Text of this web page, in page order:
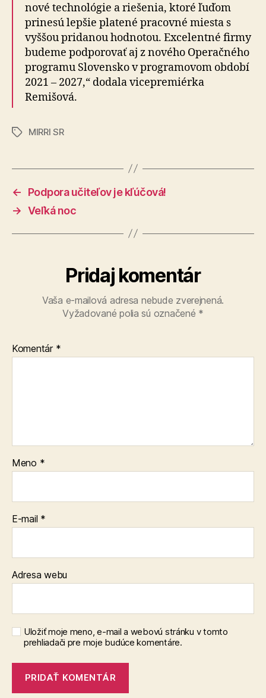
nové technológie a riešenia, ktoré ľuďom
prinesú lepšie platené pracovné miesta s
vyššou pridanou hodnotou. Excelentné firmy
budeme podporovať aj z nového Operačného
programu Slovensko v programovom období
2021 – 2027,“ dodala vicepremiérka
Remišová.
ZnačkyMIRRI SR
←
Podpora učiteľov je kľúčová!
→ Veľká noc
Pridaj komentár
Vaša e-mailová adresa nebude zverejnená.
Vyžadované polia sú označené *
Komentár *
Meno *
E-mail *
Adresa webu
Uložiť moje meno, e-mail a webovú stránku v tomto
prehliadači pre moje budúce komentáre.